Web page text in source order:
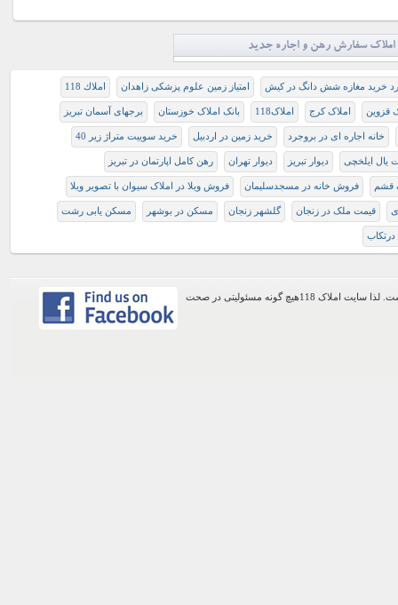
املاک سفارش رهن و اجاره جدید
خرید مغازه شش دانگ در کیش امتیاز زمین علوم پزشکی زاهدان املاك 118
قزوین املاک کرج املاک118 بانک املاک خوزستان برجهای آسمان تبریز
خانه اجاره ای در بروجرد خريد زمين در اردبيل ﺧﺮﻳﺪ ﺳﻮﻳﻴﺖ ﻣﺘﺮاﮊ ﺯﻳﺮ 40
یال ایلخچی دیوار تبریز دیوار تهران رهن كامل اپارتمان در تبريز
قشم فروش خانه در مسجدسلیمان فروش ویلا در املاک سیوان با تصویر ویلا
قیمت ملک در زنجان گلشهر زنجان مسکن در بوشهر مسکن یابی رشت
اطلاعات موجود در این وب سایت از طریق کاربران عمومی سایت ثبت شده است. لذا سایت املاک 118هیچ گونه مسئولیتی در صحت